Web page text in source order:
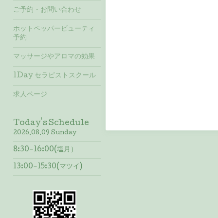
ご予約・お問い合わせ
ホットペッパービューティ
予約
マッサージやアロマの効果
1Day セラピストスクール
求人ページ
Today's Schedule
2026.08.09 Sunday
8:30-16:00(塩月）
13:00-15:30(マツイ)